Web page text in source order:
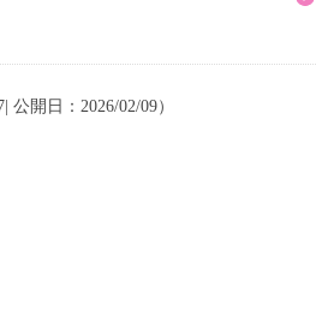
公開日：2026/02/09）